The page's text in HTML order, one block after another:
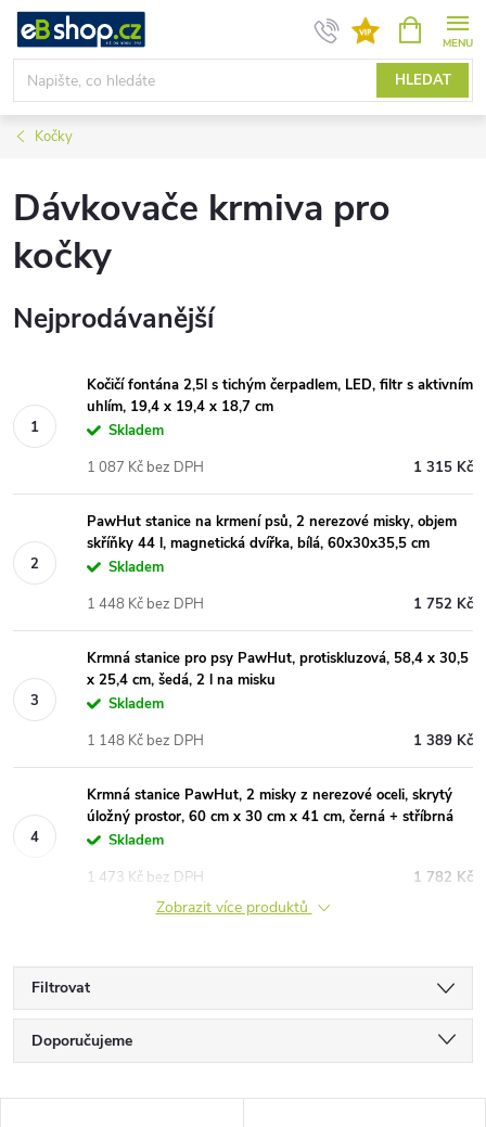
Přejít
obsah
HLEDAT
NÁKUPNÍ
KOŠÍK
Kočky
Dávkovače krmiva pro
kočky
Nejprodávanější
Kočičí fontána 2,5l s tichým čerpadlem, LED, filtr s aktivním
uhlím, 19,4 x 19,4 x 18,7 cm
Skladem
1 315 Kč
1 087 Kč bez DPH
PawHut stanice na krmení psů, 2 nerezové misky, objem
skříňky 44 l, magnetická dvířka, bílá, 60x30x35,5 cm
Skladem
1 752 Kč
1 448 Kč bez DPH
Krmná stanice pro psy PawHut, protiskluzová, 58,4 x 30,5
x 25,4 cm, šedá, 2 l na misku
Skladem
1 389 Kč
1 148 Kč bez DPH
Krmná stanice PawHut, 2 misky z nerezové oceli, skrytý
úložný prostor, 60 cm x 30 cm x 41 cm, černá + stříbrná
Skladem
1 782 Kč
1 473 Kč bez DPH
Zobrazit více produktů
Filtrovat
Ř
a
Doporučujeme